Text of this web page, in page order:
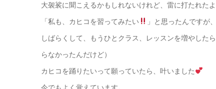
大袈裟に聞こえるかもしれないけれど、雷に打たれたよ
「私も、カヒコを習ってみたい 」と思ったんですが
しばらくして、もうひとクラス、レッスンを増やした
らなかったんだけど）
カヒコを踊りたいって願っていたら、叶いました
今でもよく覚えています。